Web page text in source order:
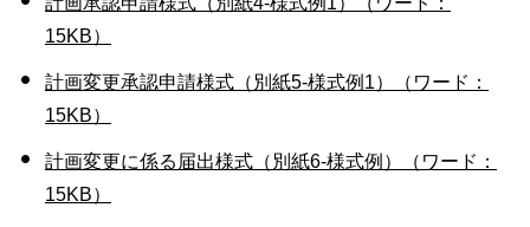
15KB）
計画変更承認申請様式（別紙5-様式例1）（ワード：
15KB）
計画変更に係る届出様式（別紙6-様式例）（ワード：
15KB）